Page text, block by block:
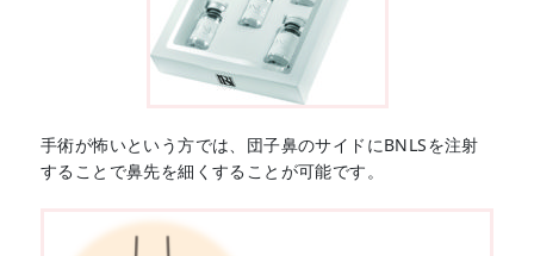
手術が怖いという方では、団子鼻のサイドにBNLSを注射
することで鼻先を細くすることが可能です。